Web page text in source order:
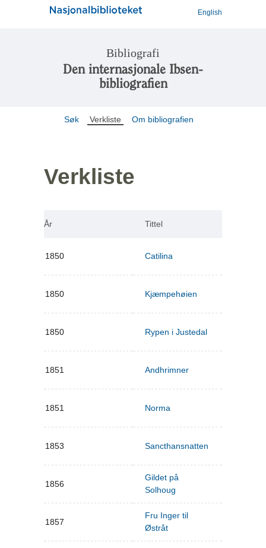
English
Bibliografi
Den internasjonale Ibsen-
bibliografien
Søk Verkliste Om bibliografien
Verkliste
År Tittel
1850 Catilina
1850 Kjæmpehøien
1850 Rypen i Justedal
1851 Andhrimner
1851 Norma
1853 Sancthansnatten
1856
Gildet på
Solhoug
1857
Fru Inger til
Østråt